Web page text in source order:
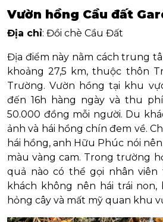
Vườn hồng Cầu đất
Địa chỉ: Đồi chè Cầu Đất
Địa điểm này nằm cách trung
khoảng 27,5 km, thuộc thôn
Trường. Vườn hồng tại khu
đến 16h hàng ngày và thu
50.000 đồng mỗi người. Du
ảnh và hái hồng chín đem về.
hái hồng, anh Hữu Phúc nói
màu vàng cam. Trong trường
quả nào có thể gọi nhân viên
khách không nên hái trái non,
hỏng cây và mất mỹ quan khu